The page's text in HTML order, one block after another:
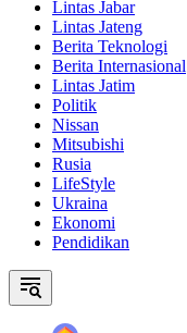
Lintas Jabar
Lintas Jateng
Berita Teknologi
Berita Internasional
Lintas Jatim
Politik
Nissan
Mitsubishi
Rusia
LifeStyle
Ukraina
Ekonomi
Pendidikan